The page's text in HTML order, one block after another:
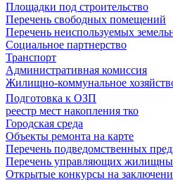
Площадки под строительство
Перечень свободных помещений
Перечень неиспользуемых
Социальное партнерство
Транспорт
Административная комиссия
Жилищно-коммунальное
Подготовка к ОЗП
реестр мест накопления тко
Городская среда
Объекты ремонта на карте
Перечень подведомственных
Перечень управляющих
Открытые конкурсы на